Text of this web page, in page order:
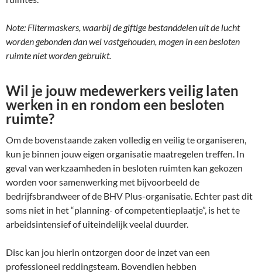
Note: Filtermaskers, waarbij de giftige bestanddelen uit de lucht
worden gebonden dan wel vastgehouden, mogen in een besloten
ruimte niet worden gebruikt.
Wil je jouw medewerkers veilig laten
werken in en rondom een besloten
ruimte?
Om de bovenstaande zaken volledig en veilig te organiseren,
kun je binnen jouw eigen organisatie maatregelen treffen. In
geval van werkzaamheden in besloten ruimten kan gekozen
worden voor samenwerking met bijvoorbeeld de
bedrijfsbrandweer of de BHV Plus-organisatie. Echter past dit
soms niet in het “planning- of competentieplaatje”, is het te
arbeidsintensief of uiteindelijk veelal duurder.
Disc kan jou hierin ontzorgen door de inzet van een
professioneel reddingsteam. Bovendien hebben